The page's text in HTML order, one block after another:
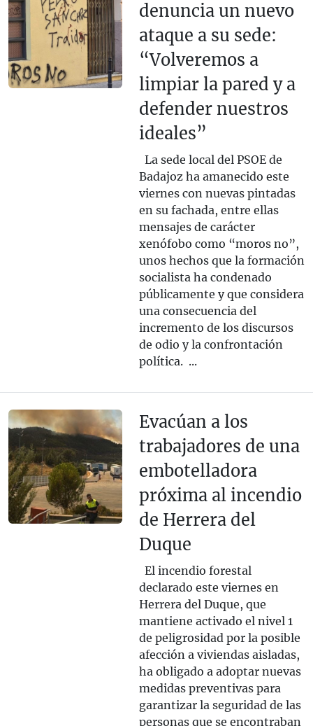
denuncia un nuevo
ataque a su sede:
“Volveremos a
limpiar la pared y a
defender nuestros
ideales”
La sede local del PSOE de
Badajoz ha amanecido este
viernes con nuevas pintadas
en su fachada, entre ellas
mensajes de carácter
xenófobo como “moros no”,
unos hechos que la formación
socialista ha condenado
públicamente y que considera
una consecuencia del
incremento de los discursos
de odio y la confrontación
política. ...
Evacúan a los
trabajadores de una
embotelladora
próxima al incendio
de Herrera del
Duque
El incendio forestal
declarado este viernes en
Herrera del Duque, que
mantiene activado el nivel 1
de peligrosidad por la posible
afección a viviendas aisladas,
ha obligado a adoptar nuevas
medidas preventivas para
garantizar la seguridad de las
personas que se encontraban